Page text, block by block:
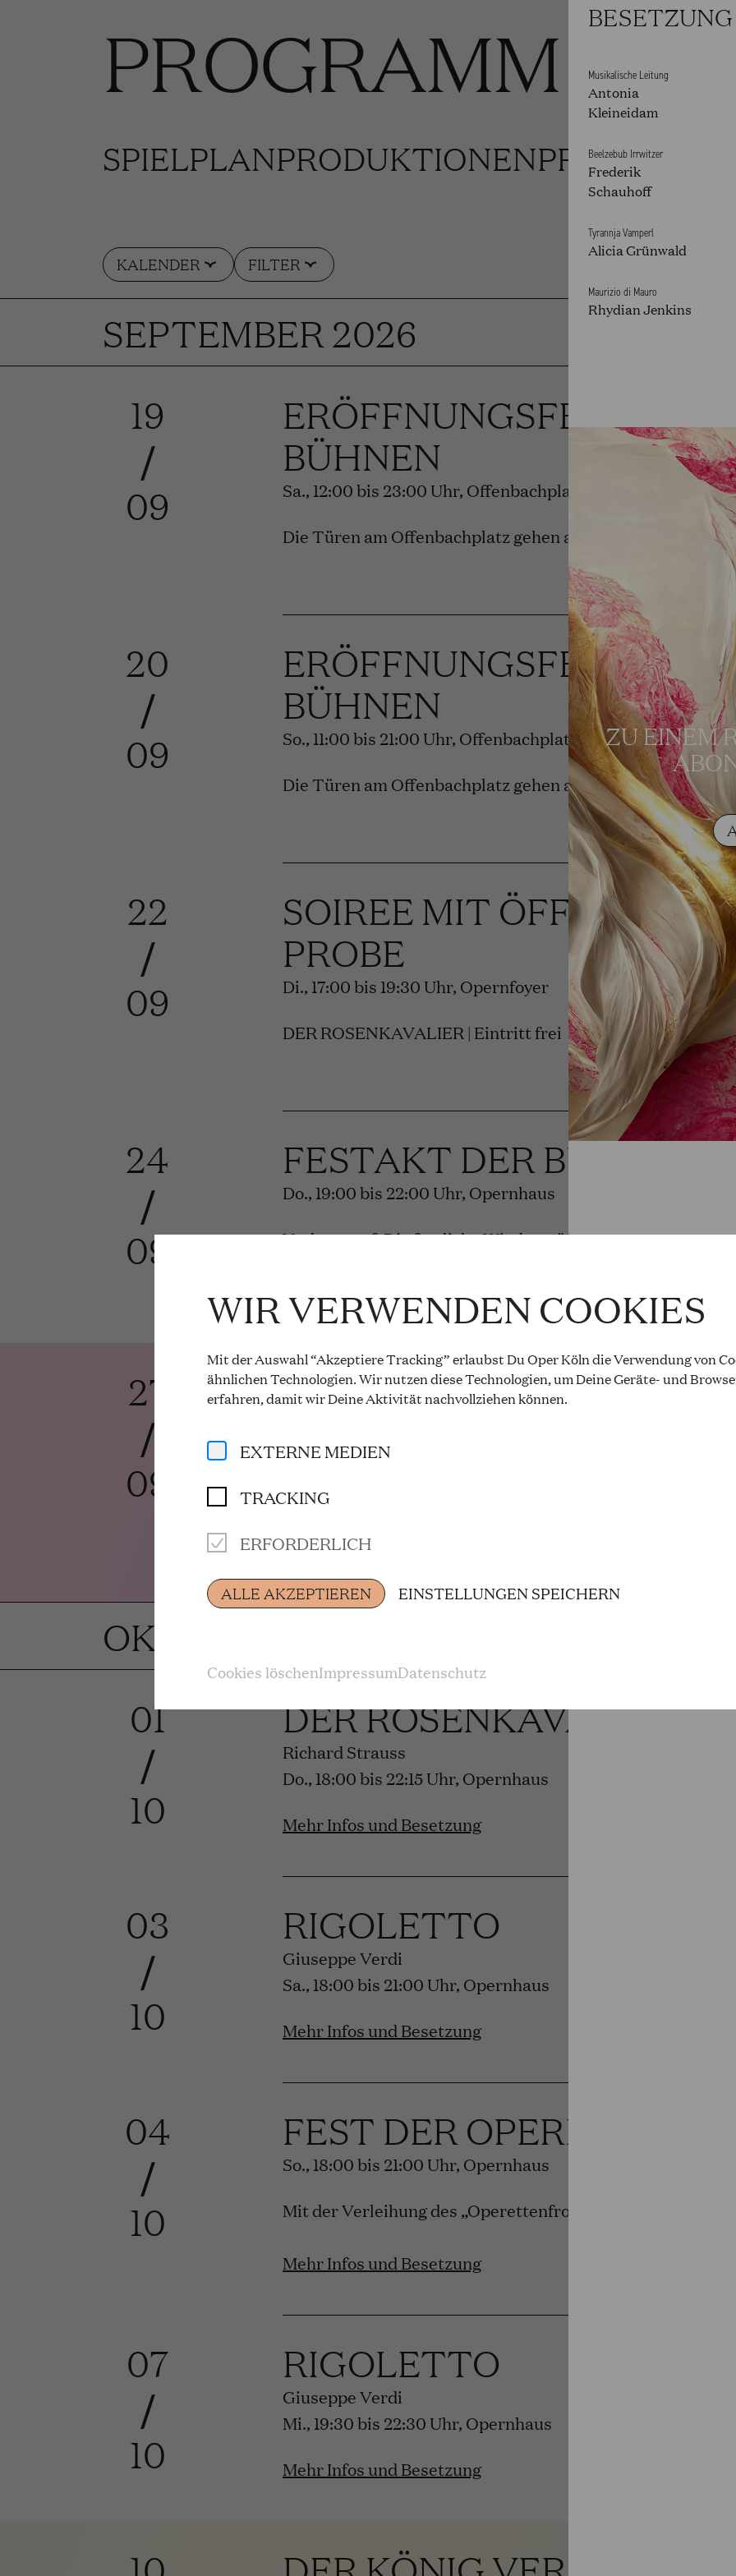
WIR VERWENDEN COOKIES
Mit der Auswahl “Akzeptiere Tracking” erlaubst Du Oper Köln die Verwendung von
ähnlichen Technologien. Wir nutzen diese Technologien, um Deine Geräte- und
erfahren, damit wir Deine Aktivitätnachvollziehen können.
EXTERNE MEDIEN
TRACKING
ERFORDERLICH
ALLE AKZEPTIEREN EINSTELLUNGEN SPEICHERN
Cookies löschenImpressumDatenschutz
PROGRAMM
SPIELPLANPRODUKTIONEN
KALENDER FILTER
SEPTEMBER 2026
19
/
09
ERÖFFNUNGSFEST DER
BÜHNEN
Sa., 12:00 bis 23:00 Uhr, Offenbachplatz
Die Türen am Offenbachplatz gehen auf.
20
/
09
ERÖFFNUNGSFEST DER
BÜHNEN
So., 11:00 bis 21:00 Uhr, Offenbachplatz
Die Türen am Offenbachplatz gehen auf.
22
/
09
SOIREE MIT
PROBE
Di., 17:00 bis 19:30 Uhr, Opernfoyer
DER ROSENKAVALIER | Eintritt frei
24
/
09
FESTAKT DER BÜHNEN
Do., 19:00 bis 22:00 Uhr, Opernhaus
Vorhang auf: Die festliche Wiedereröffnung
27
/
09
DER ROSENKAVALIER
So., 16:00 bis 20:15 Uhr, Opernhaus
Premiere
Mehr Infos und Besetzung
OKTOBER 2026
01
/
10
DER ROSENKAVALIER
Richard Strauss
Do., 18:00 bis 22:15 Uhr, Opernhaus
Mehr Infos und Besetzung
03
/
10
RIGOLETTO
Giuseppe Verdi
Sa., 18:00 bis 21:00 Uhr, Opernhaus
Mehr Infos und Besetzung
04
/
10
FEST DER OPERETTE
So., 18:00 bis 21:00 Uhr, Opernhaus
Mit der Verleihung des „Operettenfroschs“ von BR-Klassik
Mehr Infos und Besetzung
07
/
10
RIGOLETTO
Giuseppe Verdi
Mi., 19:30 bis 22:30 Uhr, Opernhaus
Mehr Infos und Besetzung
BESETZUNG
Musikalische Leitung
Antonia
Kleineidam
Beelzebub Irrwitzer
Frederik
Schauhoff
Tyrannja Vamperl
Alicia Grünwald
Maurizio di Mauro
Rhydian Jenkins
ZU EINEM